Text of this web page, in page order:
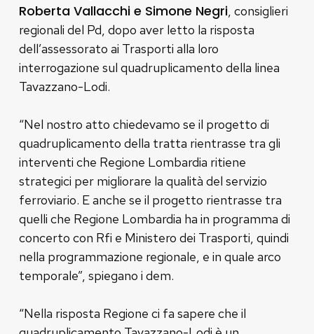
Roberta Vallacchi e Simone Negri, consiglieri
regionali del Pd, dopo aver letto la risposta
dell’assessorato ai Trasporti alla loro
interrogazione sul quadruplicamento della linea
Tavazzano-Lodi.
“Nel nostro atto chiedevamo se il progetto di
quadruplicamento della tratta rientrasse tra gli
interventi che Regione Lombardia ritiene
strategici per migliorare la qualità del servizio
ferroviario. E anche se il progetto rientrasse tra
quelli che Regione Lombardia ha in programma di
concerto con Rfi e Ministero dei Trasporti, quindi
nella programmazione regionale, e in quale arco
temporale”, spiegano i dem.
“Nella risposta Regione ci fa sapere che il